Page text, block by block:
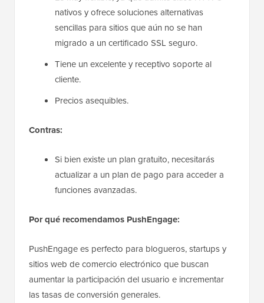
nativos y ofrece soluciones alternativas
sencillas para sitios que aún no se han
migrado a un certificado SSL seguro.
Tiene un excelente y receptivo soporte al
cliente.
Precios asequibles.
Contras:
Si bien existe un plan gratuito, necesitarás
actualizar a un plan de pago para acceder a
funciones avanzadas.
Por qué recomendamos PushEngage:
PushEngage es perfecto para blogueros, startups y
sitios web de comercio electrónico que buscan
aumentar la participación del usuario e incrementar
las tasas de conversión generales.